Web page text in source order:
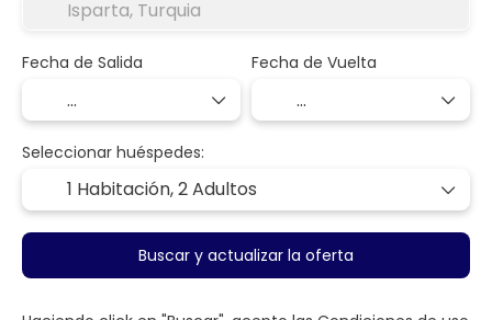
Fecha de Salida Fecha de Vuelta
Seleccionar huéspedes:
1 Habitación,2 Adultos
Buscar y actualizar la oferta